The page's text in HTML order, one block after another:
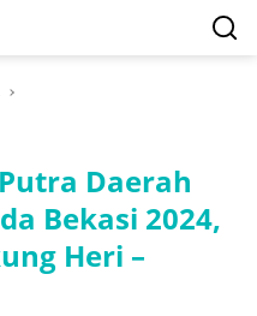
Daerah
Bekasi 2024,
Heri –